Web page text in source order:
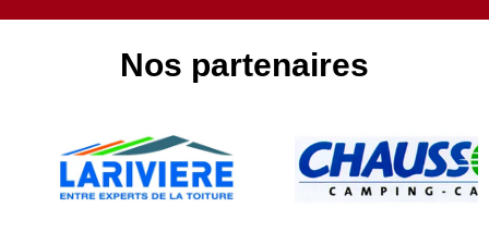
Nos partenaires